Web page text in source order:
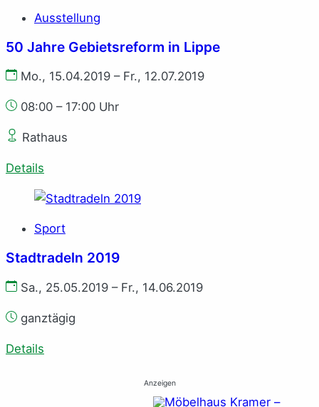
Ausstellung
50 Jahre Gebietsreform in Lippe
Mo., 15.04.2019 – Fr., 12.07.2019
08:00 – 17:00 Uhr
Rathaus
Details
Sport
Stadtradeln 2019
Sa., 25.05.2019 – Fr., 14.06.2019
ganztägig
Details
Anzeigen